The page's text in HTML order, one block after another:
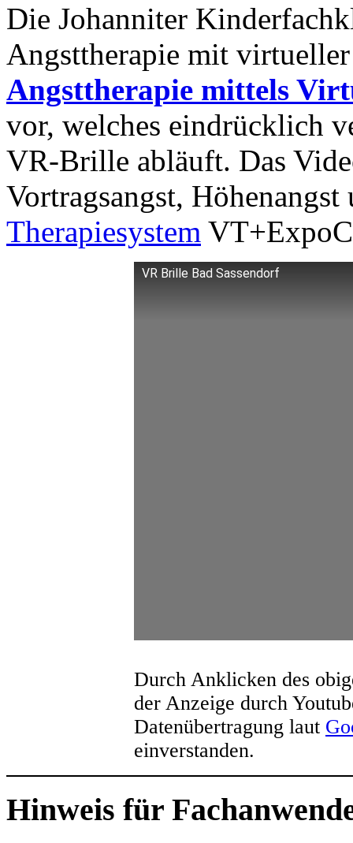
Die Johanniter
Angsttherapie mit
Angsttherapie mittels
vor, welches eindrücklich
VR-Brille abläuft. Das
Vortragsangst,
Therapiesystem
VR Brille Bad Sassendorf
Durch Anklicken des
der Anzeige durch
Datenübertragung laut
einverstanden.
Hinweis für